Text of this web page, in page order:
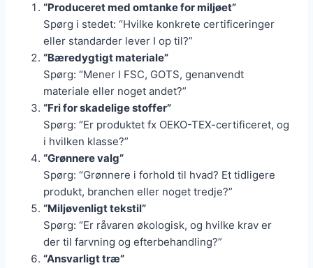
“Produceret med omtanke for miljøet”
Spørg i stedet: “Hvilke konkrete certificeringer
eller standarder lever I op til?”
“Bæredygtigt materiale”
Spørg: “Mener I FSC, GOTS, genanvendt
materiale eller noget andet?”
“Fri for skadelige stoffer”
Spørg: “Er produktet fx OEKO-TEX-certificeret, og
i hvilken klasse?”
“Grønnere valg”
Spørg: “Grønnere i forhold til hvad? Et tidligere
produkt, branchen eller noget tredje?”
“Miljøvenligt tekstil”
Spørg: “Er råvaren økologisk, og hvilke krav er
der til farvning og efterbehandling?”
“Ansvarligt træ”